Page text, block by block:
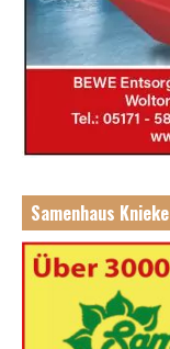
Samenhaus Knieke